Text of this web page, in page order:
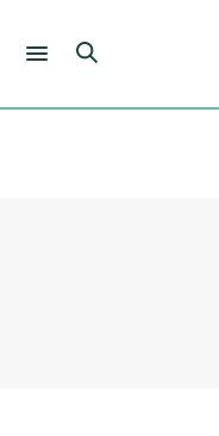
Skip